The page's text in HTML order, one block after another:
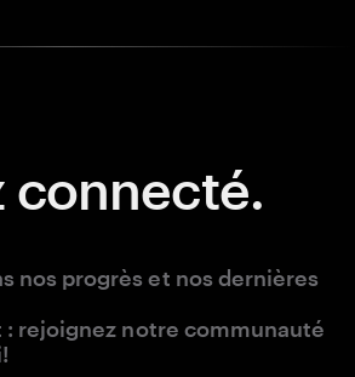
connecté.
nos progrès et nos dernières
: rejoignez notre communauté